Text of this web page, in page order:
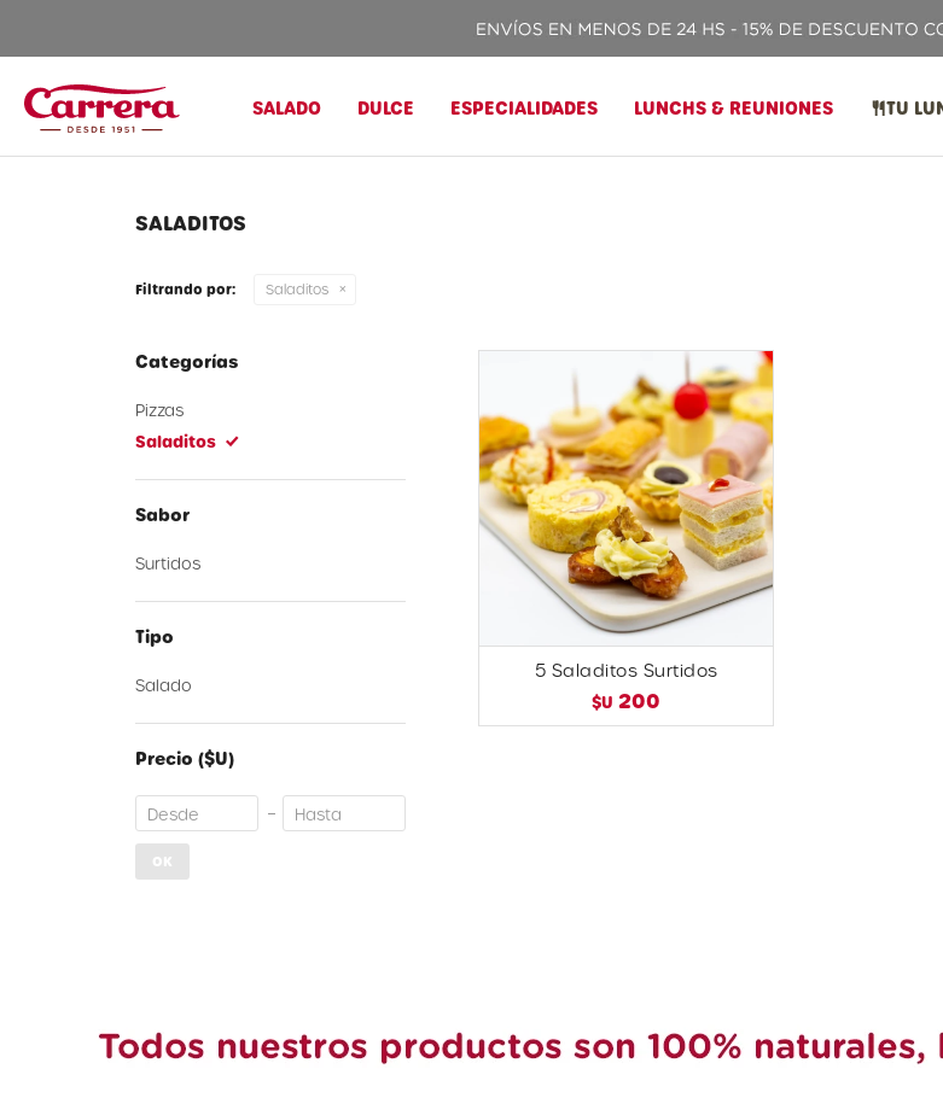
SALADO DULCE ESPECIALIDADES LUNCHS & REUNIONES TU
SALADITOS
Filtrando por: Saladitos
5 Saladitos Surtidos
$U 200
Categorías
Pizzas
Saladitos
Sabor
Surtidos
Tipo
Salado
Precio ($U)
OK